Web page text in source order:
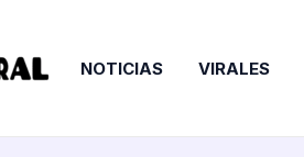
NOTICIAS VIRALES